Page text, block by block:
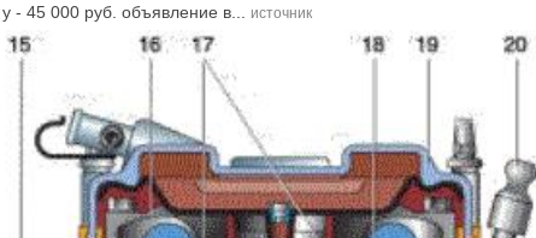
- 45 000 руб. объявление в... источник